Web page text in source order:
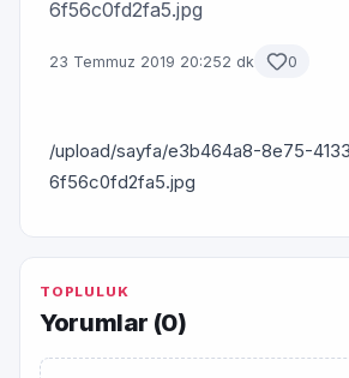
6f56c0fd2fa5.jpg
23 Temmuz 2019 20:252 dk 0
/upload/sayfa/e3b464a8-8e75-
6f56c0fd2fa5.jpg
TOPLULUK
Yorumlar (0)